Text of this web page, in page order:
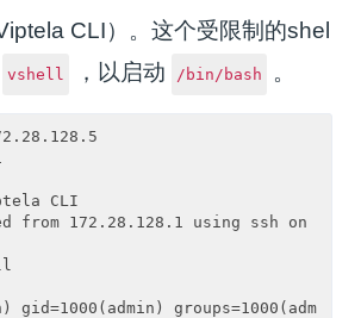
CLI）。这个受限制的shel
vshell ，以启动 /bin/bash 。
CLI
from 172.28.128.1 using ssh on
gid=1000(admin) groups=1000(adm